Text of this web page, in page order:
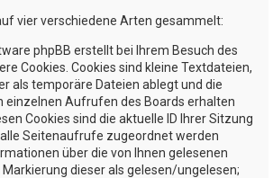
vier verschiedene Arten gesammelt:
phpBB erstellt bei Ihrem Besuch des
Cookies. Cookies sind kleine Textdateien,
als temporäre Dateien ablegt und die
einzelnen Aufrufen des Boards erhalten
Cookies sind die aktuelle ID Ihrer Sitzung
Seitenaufrufe zugeordnet werden
über die von Ihnen gelesenen
dieser als gelesen/ungelesen;